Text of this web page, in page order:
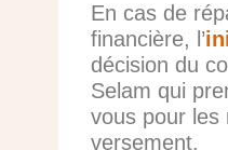
En cas de
financière, l’
décision du
Selam qui
vous pour les
versement.